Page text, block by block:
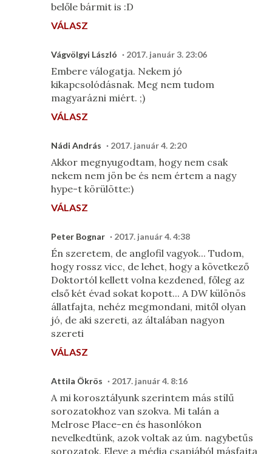
belőle bármit is :D
VÁLASZ
Vágvölgyi László 2017. január 3. 23:06
Embere válogatja. Nekem jó
kikapcsolódásnak. Meg nem tudom
magyarázni miért. ;)
VÁLASZ
Nádi András 2017. január 4. 2:20
Akkor megnyugodtam, hogy nem csak
nekem nem jön be és nem értem a nagy
hype-t körülötte:)
VÁLASZ
Peter Bognar 2017. január 4. 4:38
Én szeretem, de anglofil vagyok... Tudom,
hogy rossz vicc, de lehet, hogy a következő
Doktortól kellett volna kezdened, főleg az
első két évad sokat kopott... A DW különös
állatfajta, nehéz megmondani, mitől olyan
jó, de aki szereti, az általában nagyon
szereti
VÁLASZ
Attila Ökrös 2017. január 4. 8:16
A mi korosztályunk szerintem más stílű
sorozatokhoz van szokva. Mi talán a
Melrose Place-en és hasonlókon
nevelkedtünk, azok voltak az úm. nagybetűs
sorozatok. Eleve a média csapjából másfajta